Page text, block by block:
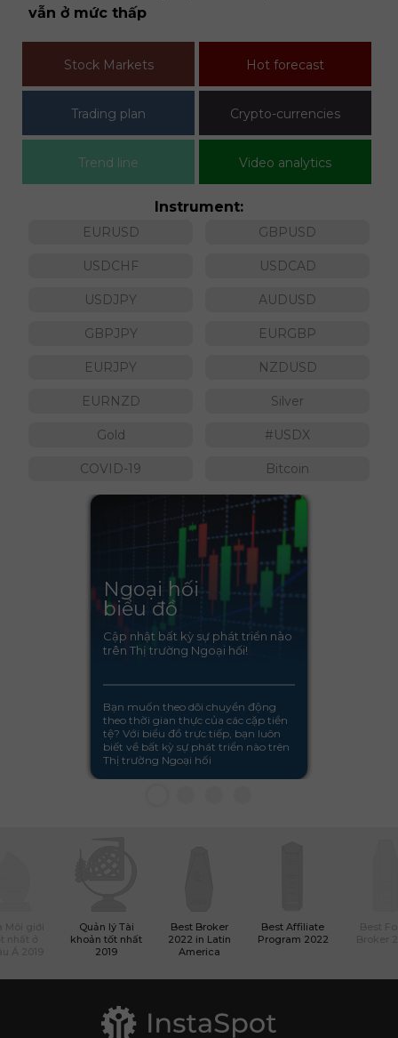
vẫn ở mức thấp
Stock Markets Hot forecast
Trading plan Crypto-currencies
Trend line Video analytics
Instrument:
EURUSD GBPUSD
USDCHF USDCAD
USDJPY AUDUSD
GBPJPY EURGBP
EURJPY NZDUSD
EURNZD Silver
Gold #USDX
COVID-19 Bitcoin
Ngoại hối
biểu đồ
Cập nhật bất kỳ sự phát triển nào
trên Thị trường Ngoại hối!
Bạn muốn theo dõi chuyển động
theo thời gian thực của các cặp tiền
tệ? Với biểu đồ trực tiếp, bạn luôn
biết về bất kỳ sự phát triển nào trên
Thị trường Ngoại hối
Quản lý Tài
khoản tốt nhất
2019
Best Broker
2022 in Latin
America
Best Affiliate
Program 2022